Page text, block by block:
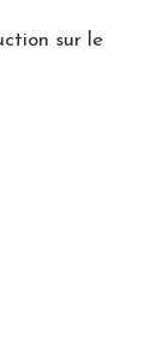
sur le